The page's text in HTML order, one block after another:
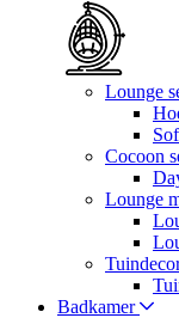
Lounge
Cocoon
Lounge
Badkamer